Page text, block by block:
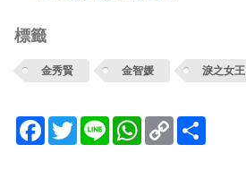
標籤
金秀賢 金智媛 淚之女王
Facebook
TwitterLine WhatsApp
Copy
Link